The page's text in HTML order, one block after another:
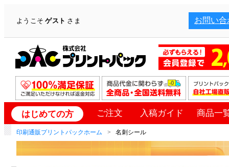
ようこそゲスト さま お問い合
はじめての方 ご注文 入稿ガイド 商品一
印刷通販プリントパックホーム 名刺シール